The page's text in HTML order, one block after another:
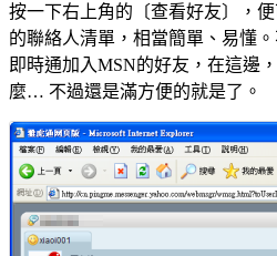
按一下右上角的〔查看好友〕，
的聯絡人清單，相當簡單、易懂
即時通加入MSN的好友，在這邊
麼… 不過還是滿方便的就是了。